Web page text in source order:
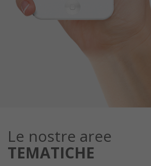
Le nostre aree
TEMATICHE